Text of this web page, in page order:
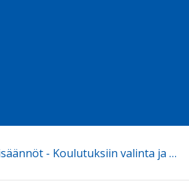
Pelisäännöt - Koulutuksiin valinta ja koulutuksen keskeyttäminen Kirkon tutkimus ja koulutus -yksikössä / Kirkon koulutuskeskuksessa